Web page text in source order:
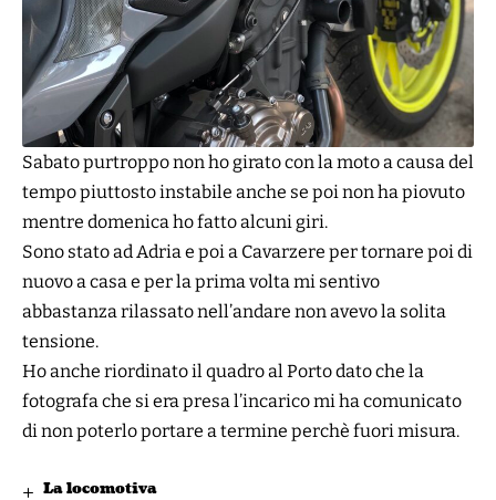
Sabato purtroppo non ho girato con la moto a causa del
tempo piuttosto instabile anche se poi non ha piovuto
mentre domenica ho fatto alcuni giri.
Sono stato ad Adria e poi a Cavarzere per tornare poi di
nuovo a casa e per la prima volta mi sentivo
abbastanza rilassato nell’andare non avevo la solita
tensione.
Ho anche riordinato il quadro al Porto dato che la
fotografache si era presa l’incarico mi ha comunicato
di non poterlo portare a termine perchè fuori misura.
La locomotiva